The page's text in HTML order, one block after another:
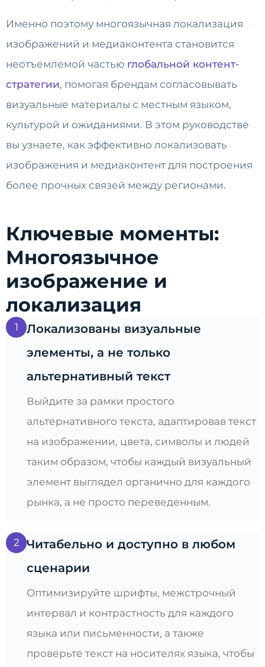
Именно поэтому многоязычная локализация
изображений и медиаконтента становится
неотъемлемой частью глобальной контент-
стратегии, помогая брендам согласовывать
визуальные материалы с местным языком,
культурой и ожиданиями. В этом руководстве
вы узнаете, как эффективно локализовать
изображения и медиаконтент для построения
более прочных связей между регионами.
Ключевые моменты:
Многоязычное
изображение и
локализация
1
Локализованы визуальные
элементы, а не только
альтернативный текст
Выйдите за рамки простого
альтернативного текста, адаптировав текст
на изображении, цвета, символы и людей
таким образом, чтобы каждый визуальный
элемент выглядел органично для каждого
рынка, а не просто переведенным.
2
Читабельно и доступно в любом
сценарии
Оптимизируйте шрифты, межстрочный
интервал и контрастность для каждого
языка или письменности, а также
проверьте текст на носителях языка, чтобы